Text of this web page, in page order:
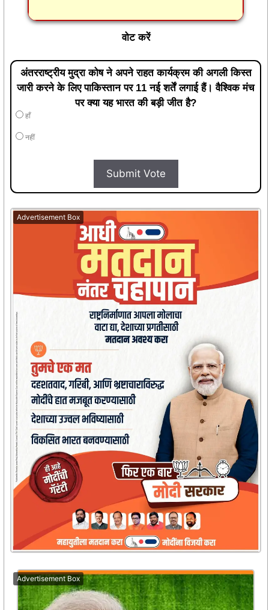
वोट करें
अंतरराष्ट्रीय मुद्रा कोष ने अपने राहत कार्यक्रम की अगली किस्त
जारी करने के लिए पाकिस्तान पर 11 नई शर्तें लगाई हैं। वैश्विक मंच
पर क्या यह भारत की बड़ी जीत है?
हाँ
नहीं
Submit Vote
Advertisement Box
Advertisement Box